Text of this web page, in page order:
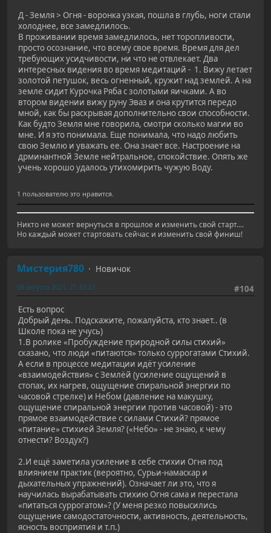
Д - Земля > Огня - воронка узкая, пошла в глубь, ноги стали
холоднее, все замедлилось.
В проживании время замедлилось, нет торопливости,
просто осознание, что всему свое время. Время для дел
требующих усидчивости, ни что не отвлекает. Два
интересных видения во время медитаций - 1. Вижу летает
золотой петушок, весь огненный, кружит над землей. А на
земле сидит Курочка Ряба с золотыми яичками. А во
втором видении вижу руну Эваз и она крутится передо
мной, как бы раскрывая дополнительно свои способности.
Как будто Земля мне говорила, смотри сколько магии во
мне. И я это понимала. Еще понимала, что надо любить
свою Землю и уважать ее. Она знает все. Настроение на
дрминантной Земле нейтральное, спокойствие. Опять же
учень хорошо удалось утихомирить чужую Воду.
1 пользователю это нравится.
Никто не может вернуться в прошлое и изменить свой старт....
Но каждый может стартовать сейчас и изменить свой финиш!
Мистерия780
Новичок
#104
09 августа 2021, 21:43:23
Есть вопрос
Добрый день. Подскажите, пожалуйста, кто знает.. (в
Школе пока не учусь)
1.В ролике «Пробуждение природной силы стихий»
сказано, что люди «питаются» только суррогатами Стихий.
А если в процессе медитации идёт усиление
«взаимодействия» с Землёй (усиление ощущений в
стопах, их нагрев, ощущение спиральной энергии по
часовой стрелке) и Небом (давление на макушку,
ощущение спиральной энергии против часовой) - это
прямое взаимодействие с силами Стихий? прямое
«питание» стихией Земля? («Небо» - не знаю, к чему
отнести? Воздух?)
2.И ещё заметила усиление в себе стихии Огня под
влиянием практик (вероятно, Сурьи-намаскар и
дыхательных упражнений). Означает ли это, что я
научилась вырабатывать стихию Огня сама и перестала
«питаться суррогатом»? (У меня резко повысились
ощущение самодостаточности, активность, деятельность,
ясность восприятия и т.п.)